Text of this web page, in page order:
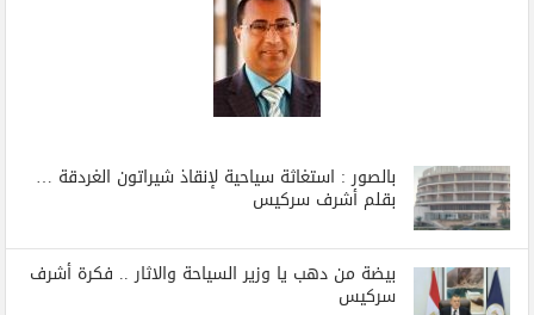
بالصور : استغاثة سياحية لإنقاذ شيراتون الغردقة …
بقلم أشرف سركيس
بيضة من دهب يا وزير السياحة والاثار .. فكرة أشرف
سركيس